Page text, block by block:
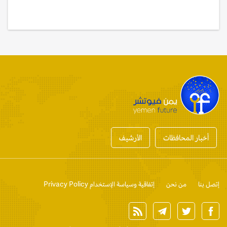
أخبار المحافظات الأرشيف
إتصل بنا من نحن إتفاقية وسياسة الإستخدام Privacy Policy